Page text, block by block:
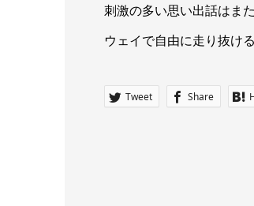
刺激の多い思い出話はま
ウェイで自由に走り抜け
Tweet Share